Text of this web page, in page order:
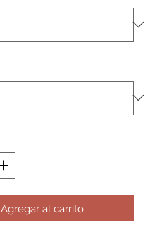
Agregar al carrito